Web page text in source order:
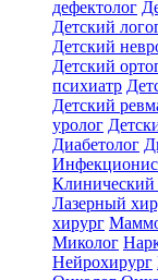
дефектолог
Детский
Детский
Детский
психиатр
Детский
уролог
Диабетолог
Клинический
Лазерный
хирург
Миколог
Нейрохирург